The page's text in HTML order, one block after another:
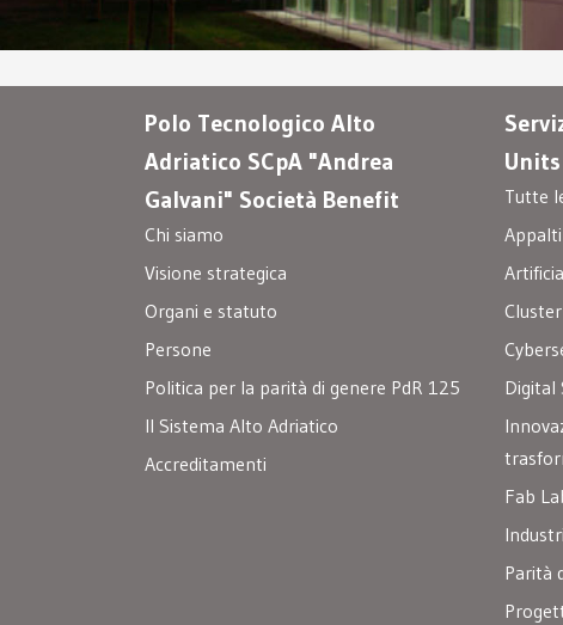
Polo Tecnologico Alto
Adriatico SCpA "Andrea
Galvani" Società Benefit
Chi siamo
Visione strategica
Organi e statuto
Persone
Politica per la parità di genere PdR 125
Il Sistema Alto Adriatico
Accreditamenti
Units
Tutte
Digital
Fab
Parità